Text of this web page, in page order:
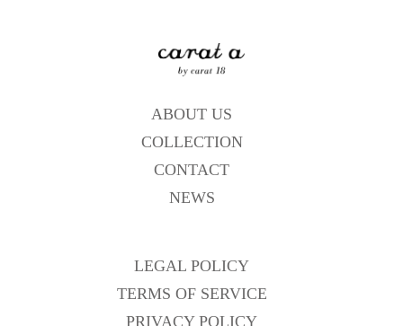
ABOUT US
COLLECTION
CONTACT
NEWS
LEGAL POLICY
TERMS OF SERVICE
PRIVACY POLICY